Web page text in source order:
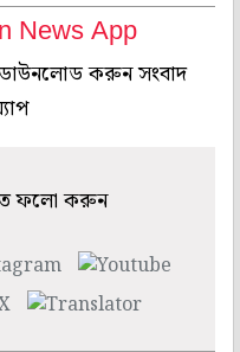
News App
করুন সংবাদ
ফলো করুন